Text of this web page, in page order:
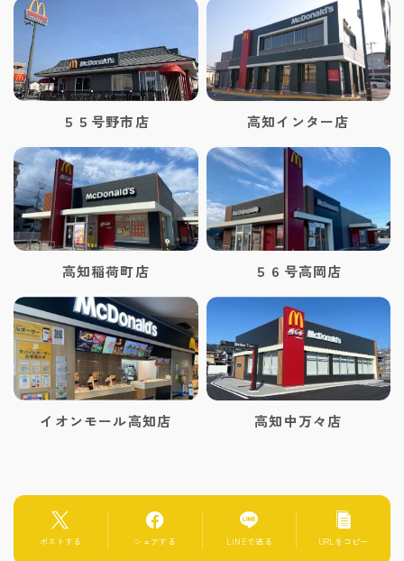
５５号野市店 高知インター店
高知稲荷町店 ５６号高岡店
イオンモール高知店 高知中万々店
ポストする シェアする LINEで送る URLをコピー